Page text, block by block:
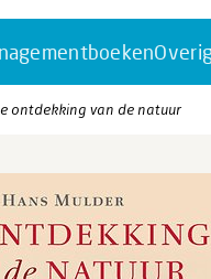
ontdekking van de natuur